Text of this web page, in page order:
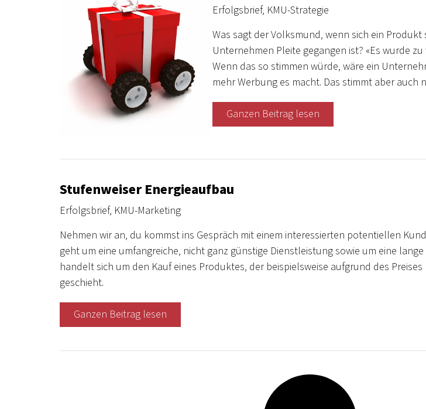
Erfolgsbrief, KMU-Strategie
Was sagt der Volksmund, wenn sich ein
Unternehmen Pleite gegangen ist? «Es wurde
Wenn das so stimmen würde, wäre ein
mehr Werbung es macht. Das stimmt aber auch
Ganzen Beitrag lesen
Stufenweiser Energieaufbau
Erfolgsbrief, KMU-Marketing
Nehmen wir an, du kommst ins Gespräch mit einem interessierten potentiellen
geht um eine umfangreiche, nicht ganz günstige Dienstleistung sowie um eine
handelt sich um den Kauf eines Produktes, der beispielsweise aufgrund des
geschieht.
Ganzen Beitrag lesen